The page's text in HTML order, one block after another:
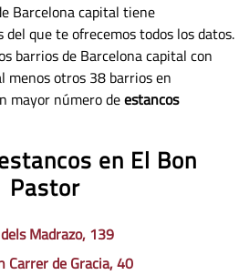
Barcelona capital tiene
que te ofrecemos todos los datos.
barrios de Barcelona capital con
menos otros 38 barrios en
mayor número deestancos
en El Bon
Pastor
Madrazo, 139
Carrer de Gracia, 40